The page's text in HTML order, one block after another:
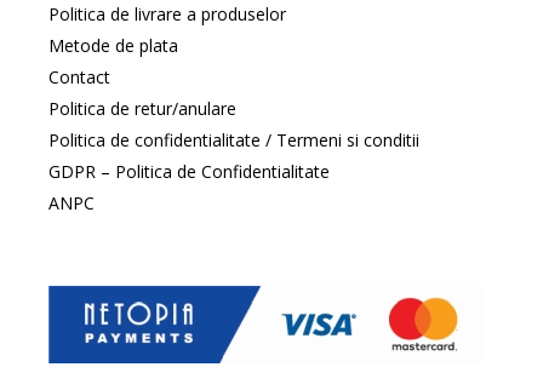
Politica de livrare a produselor
Metode de plata
Contact
Politica de retur/anulare
Politica de confidentialitate / Termeni si conditii
GDPR – Politica de Confidentialitate
ANPC